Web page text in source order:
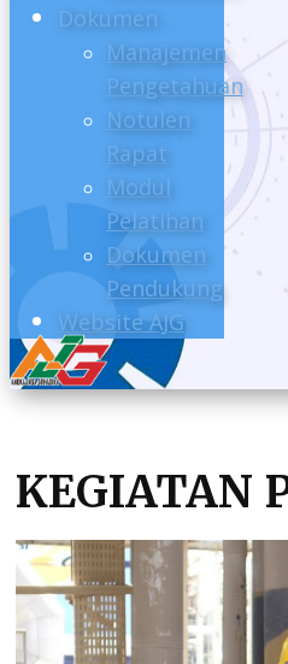
Dokumen
Manajemen
Pengetahuan
Notulen
Rapat
Modul
Pelatihan
Dokumen
Pendukung
Website AJG
KEGIATAN